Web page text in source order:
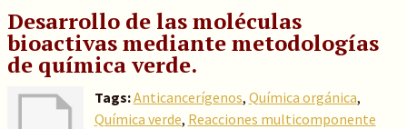
Desarrollo de las moléculas
bioactivas mediante metodologías
de química verde.
Tags:Anticancerígenos, Química orgánica,
Química verde, Reacciones multicomponente